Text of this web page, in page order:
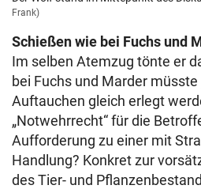
Frank)
Schießen wie bei Fuchs und
Im selben Atemzug tönte er
bei Fuchs und Marder müsste
Auftauchen gleich erlegt
„Notwehrrecht“ für die
Aufforderung zu einer mit
Handlung? Konkret zur
des Tier- und